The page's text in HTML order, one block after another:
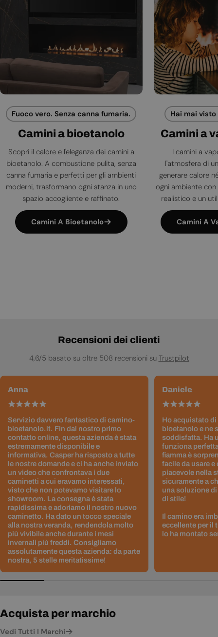
Fuoco vero. Senza canna fumaria.
Camini a bioetanolo
Scopri il calore e l'eleganza dei camini a
bioetanolo. A combustione pulita, senza
canna fumaria e perfetti per gli ambienti
moderni, trasformano ogni stanza in uno
spazio accogliente e raffinato.
Camini A Bioetanolo
Hai mai
Camini a
I camini a
l'atmosfera di
generare calore
ogni ambiente
realistico e un
Camini A
Recensioni dei clienti
4,6/5 basato su oltre 508 recensioni su Trustpilot
Anna
Servizio davvero fantastico di camino-
bioetanolo.it. Fin dal nostro primo
contatto online, questa azienda è stata
estremamente disponibile e
informativa. Casper ha risposto a tutte
le nostre domande e ci ha anche inviato
un video che confrontava i due
caminetti a cui eravamo interessati,
visto che non potevamo visitare lo
showroom. La consegna è stata
rapidissima e adoriamo il nostro nuovo
caminetto. Ha dato un tocco speciale
alla nostra veranda, rendendola molto
più vivibile anche durante i mesi
invernali più freddi. Consigliamo
assolutamente questa azienda: da parte
nostra, 5 stelle meritatissime!
Daniele
Ho acquistato di
bioetanolo e ne
soddisfatta. Ha
funziona
fiamma è
facile da usare e
piacevole nella
sicuramente a
una soluzione
di stile!
Il camino era
eccellente per il
lo ha montato
Acquista per marchio
Vedi Tutti I Marchi